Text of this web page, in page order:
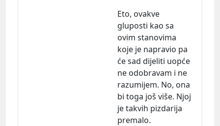
Eto, ovakve
gluposti kao sa
ovim stanovima
koje je napravio pa
će sad dijeliti uopće
ne odobravam i ne
razumijem. No, ona
bi toga još više. Njoj
je takvih pizdarija
premalo.